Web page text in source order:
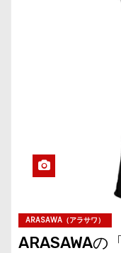
ARASAWA（アラサワ）
ARASAWAの